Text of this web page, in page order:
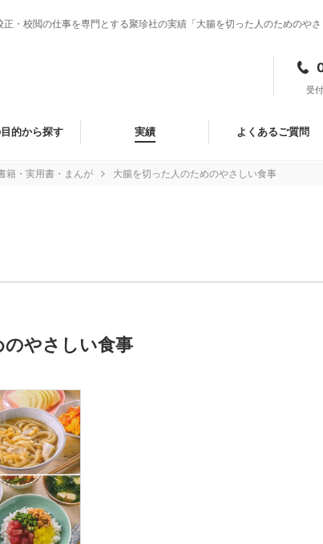
正・校閲の仕事を専門とする聚珍社の実績「大腸を切った人のためのやさ
受
的から探す 実績 よくあるご質問
籍・実用書・まんが 大腸を切った人のためのやさしい食事
やさしい食事